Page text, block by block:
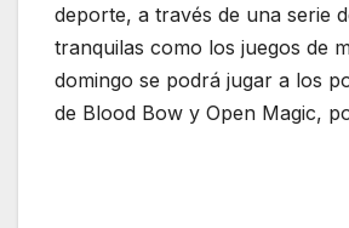
deporte, a través de una serie
tranquilas como los juegos de
domingo se podrá jugar a los
de Blood Bow y Open Magic,